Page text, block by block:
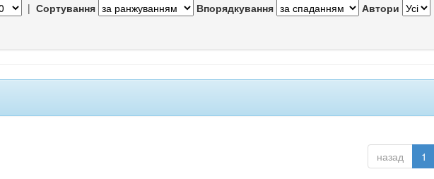
| Сортування Впорядкування Автори
назад 1